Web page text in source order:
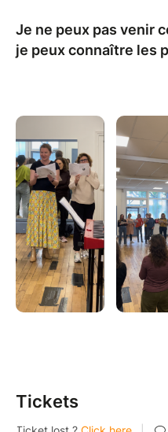
Je ne peux pas venir
je peux connaître les
Tickets